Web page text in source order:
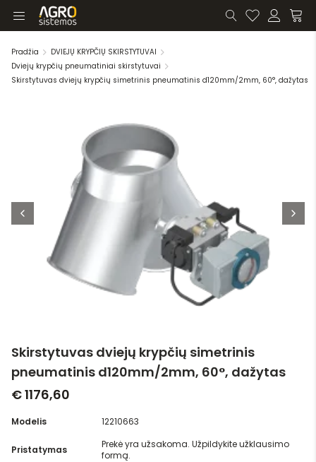
Pradžia
DVIEJŲ KRYPČIŲ SKIRSTYTUVAI
Dviejų krypčių pneumatiniai skirstytuvai
Skirstytuvas dviejų krypčių simetrinis pneumatinis d120mm/2mm, 60°, dažytas
Skirstytuvas dviejų krypčių simetrinis
pneumatinis d120mm/2mm, 60°, dažytas
€ 1176,60
Modelis 12210663
Pristatymas
Prekė yra užsakoma. Užpildykite užklausimo
formą.